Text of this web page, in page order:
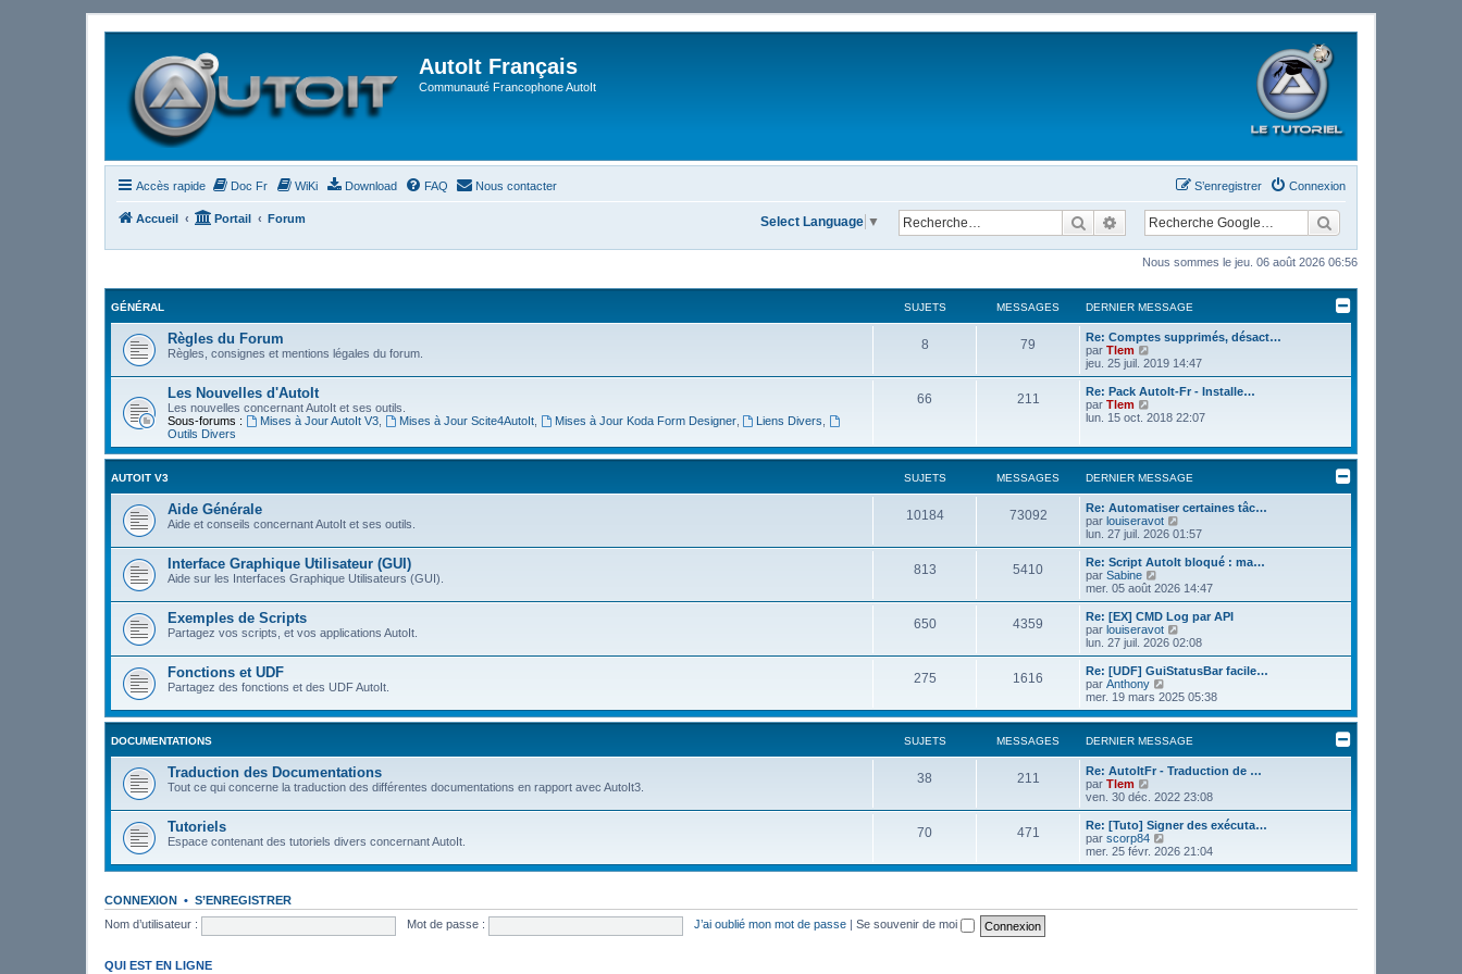
AutoIt Français
Communauté Francophone AutoIt
Accès rapide Doc Fr WiKi Download FAQ Nous contacter Connexion
S’enregistrer
Accueil Portail Forum RechercherRecherche avancée
Select Language ▼
Nous sommes le jeu. 06 août 2026 06:56
GÉNÉRAL SUJETS MESSAGES DERNIER MESSAGE
Règles du Forum
Règles, consignes et mentions légales du forum.
8 79
Re: Comptes supprimés, désact…
par Tlem
o
i
r
e
r
i
e
r
m
e
s
s
a
g
e
jeu. 25 juil. 2019 14:47
Les Nouvelles d'AutoIt
Les nouvelles concernant AutoIt et ses outils.
Sous-forums :
Mises à Jour AutoIt V3, Mises à Jour Scite4AutoIt, Mises à Jour Koda Form Designer, Liens Divers
Outils Divers
66 211
Re: Pack AutoIt-Fr - Installe…
par Tlem
o
l
d
e
r
n
i
e
r
m
e
s
s
a
g
e
lun. 15 oct. 2018 22:07
AUTOIT V3 SUJETS MESSAGES DERNIER MESSAGE
Aide Générale
Aide et conseils concernant AutoIt et ses outils.
10184 73092
Re: Automatiser certaines tâc…
par louiseravot
o
i
r
e
r
n
i
r
e
s
s
a
g
e
lun. 27 juil. 2026 01:57
Interface Graphique Utilisateur (GUI)
Aide sur les Interfaces Graphique Utilisateurs (GUI).
813 5410
Re: Script AutoIt bloqué : ma…
par Sabine
o
i
r
l
e
e
r
n
i
e
m
e
s
a
g
e
mer. 05 août 2026 14:47
Exemples de Scripts
Partagez vos scripts, et vos applications AutoIt.
650 4359
Re: [EX] CMD Log par API
par louiseravot
o
i
r
e
e
n
i
e
m
e
s
a
g
e
lun. 27 juil. 2026 02:08
Fonctions et UDF
Partagez des fonctions et des UDF AutoIt.
275 1616
Re: [UDF] GuiStatusBar facile…
par Anthony
o
i
r
l
e
d
e
n
i
e
m
e
mer. 19 mars 2025 05:38
DOCUMENTATIONS SUJETS MESSAGES DERNIER MESSAGE
Traduction des Documentations
Tout ce qui concerne la traduction des différentes documentations en rapport avec AutoIt3.
38 211
Re: AutoItFr - Traduction de …
par Tlem
o
i
r
e
e
i
ven. 30 déc. 2022 23:08
Tutoriels
Espace contenant des tutoriels divers concernant AutoIt.
70 471
Re: [Tuto] Signer des exécuta…
par scorp84
o
i
r
mer. 25 févr. 2026 21:04
CONNEXION • S’ENREGISTRER
Nom d’utilisateur :
Mot de passe : J’ai oublié mon mot de passe Se souvenir de moi
QUI EST EN LIGNE